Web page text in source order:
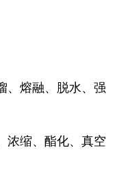
、熔融、脱水、强
浓缩、酯化、真空